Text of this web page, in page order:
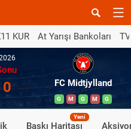
KUR At Yarışı Bankoları
0 FC Midtjylland
G M G M G
Baskı Haritası
Yeni